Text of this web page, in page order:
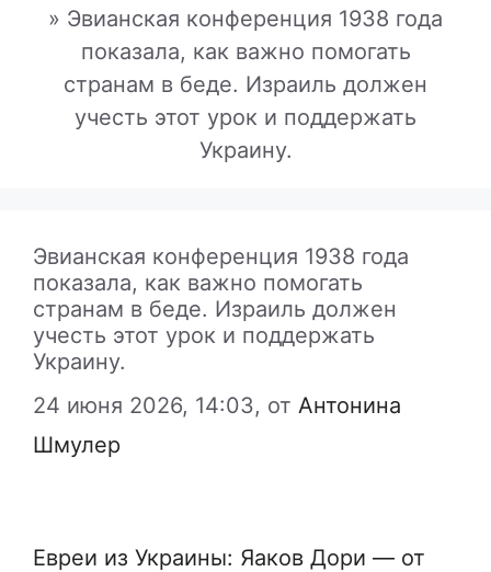
» Эвианская конференция 1938 года
показала, как важно помогать
странам в беде. Израиль должен
учесть этот урок и поддержать
Украину.
Эвианская конференция 1938 года
показала, как важно помогать
странам в беде. Израиль должен
учесть этот урок и поддержать
Украину.
24 июня 2026, 14:03, от Антонина
Шмулер
Евреи из Украины: Яаков Дори — от